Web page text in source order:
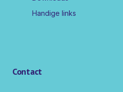
Handige links
Contact